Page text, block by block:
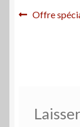
Article
Offre